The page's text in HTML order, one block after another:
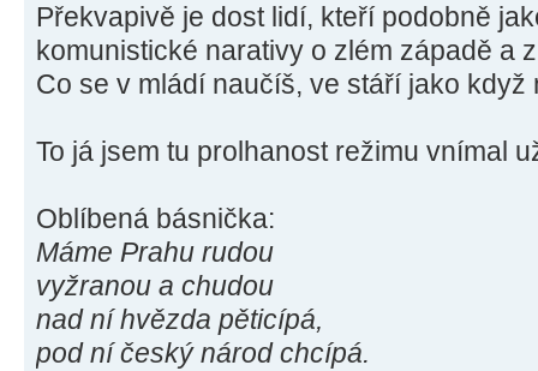
Překvapivě je dost lidí, kteří podobně
komunistické narativy o zlém západě a
Co se v mládí naučíš, ve stáří jako když
To já jsem tu prolhanost režimu vnímal
Oblíbená básnička:
Máme Prahu rudou
vyžranou a chudou
nad ní hvězda pěticípá,
pod ní český národ chcípá.